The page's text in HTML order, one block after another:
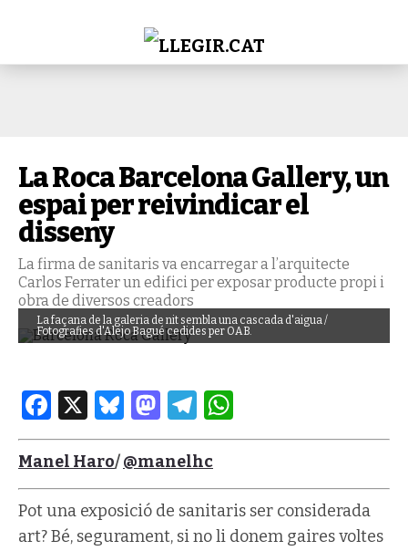
La Roca Barcelona Gallery, un
espai per reivindicar el
disseny
La firma de sanitaris va encarregar a l’arquitecte
Carlos Ferrater un edifici per exposar producte propi i
obra de diversos creadors
La façana de la galeria de nit sembla una cascada d'aigua /
Fotografies d'Alejo Bagué cedides per OAB.
Facebook
X Bluesky
Mastodon
Telegram
Manel Haro/@manelhc
Pot una exposició de sanitaris ser considerada
art? Bé, segurament, si no li donem gaires voltes